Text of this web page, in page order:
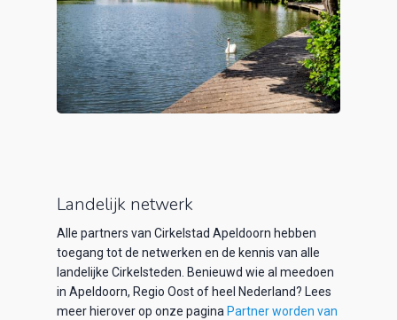
Landelijk netwerk
Alle partners van Cirkelstad Apeldoorn hebben
toegang tot de netwerkenen de kennisvan alle
landelijkeCirkelsteden Benieuwd wie al meedoen
in Apeldoorn, Regio Oost of heel Nederland? Lees
meer hierover op onze pagina Partner worden van